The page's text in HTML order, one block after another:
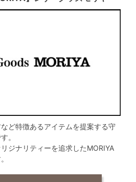
ど特徴あるアイテムを提案する守
。
ジナリティーを追求したMORIYA